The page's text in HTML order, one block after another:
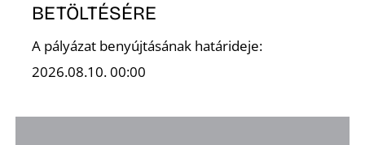
BETÖLTÉSÉRE
A pályázat benyújtásának határideje:
2026.08.10. 00:00